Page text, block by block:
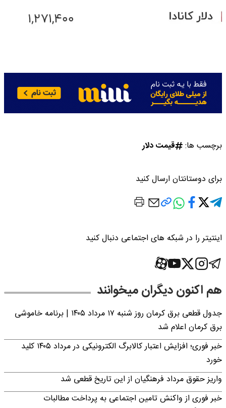
برچسب ها: قیمت دلار
برای دوستانتان ارسال کنید
اینتیتر را در شبکه های اجتماعی دنبال کنید
هم اکنون دیگران میخوانند
جدول قطعی برق کرمان روز شنبه ۱۷ مرداد ۱۴۰۵ | برنامه خاموشی
برق کرمان اعلام شد
خبر فوری؛ افزایش اعتبار کالابرگ الکترونیکی در مرداد ۱۴۰۵ کلید
خورد
واریز حقوق مرداد فرهنگیان از این تاریخ قطعی شد
خبر فوری از واکنش تامین اجتماعی به پرداخت مطالبات